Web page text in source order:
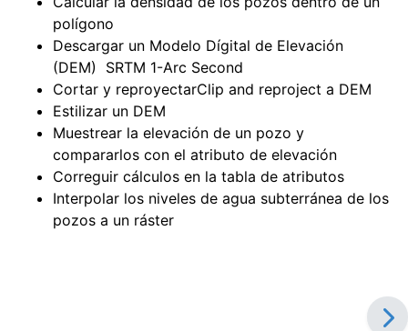
polígono
Descargar un Modelo Dígital de Elevación
(DEM) SRTM 1-Arc Second
Cortar y reproyectarClip and reproject a DEM
Estilizar un DEM
Muestrear la elevación de un pozo y
compararlos con el atributo de elevación
Correguir cálculos en la tabla de atributos
Interpolar los niveles de agua subterránea de los
pozos a un ráster